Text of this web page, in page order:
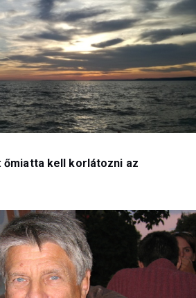
őmiatta kell korlátozni az